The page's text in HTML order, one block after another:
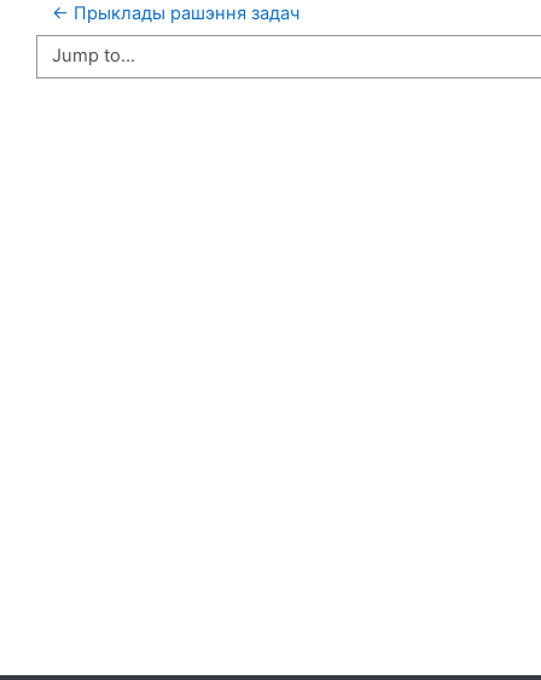
← Прыклады рашэння задач
Jump to...